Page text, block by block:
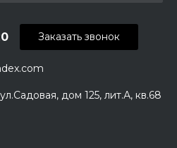
дом 125, лит.А, кв.68
Заказать звонок